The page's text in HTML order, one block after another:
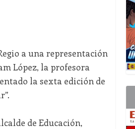
a una representación
López, la profesora
la sexta edición de
de Educación,